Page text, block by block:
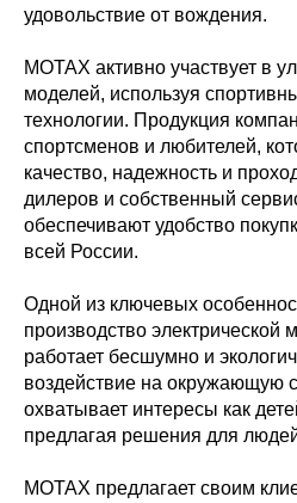
удовольствие от вождения.
MOTAX активно участвует в
моделей, используя
технологии. Продукция
спортсменов и любителей,
качество, надежность и
дилеров и собственный
обеспечивают удобство
всей России.
Одной из ключевых
производство электрической
работает бесшумно и
воздействие на окружающую
охватывает интересы как
предлагая решения для
MOTAX предлагает своим